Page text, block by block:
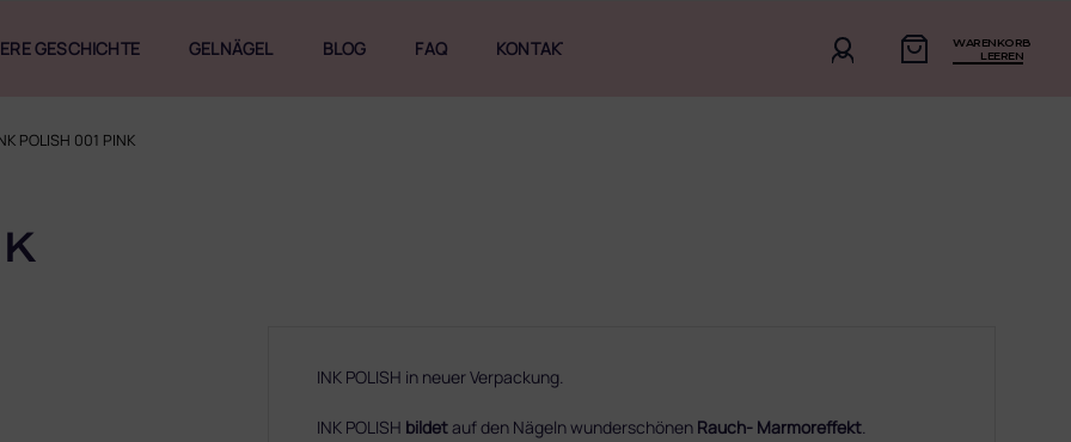
WARENKORB
LEEREN
GESCHICHTE GELNÄGEL BLOG FAQ KONTAKT
POLISH 001 PINK
INK POLISH in neuer Verpackung.
INK POLISH bildetauf den Nägeln wunderschönen Rauch- Marmoreffekt.